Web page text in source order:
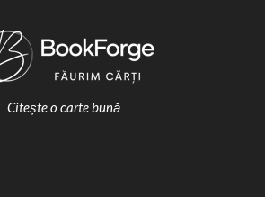
Citește o carte bună